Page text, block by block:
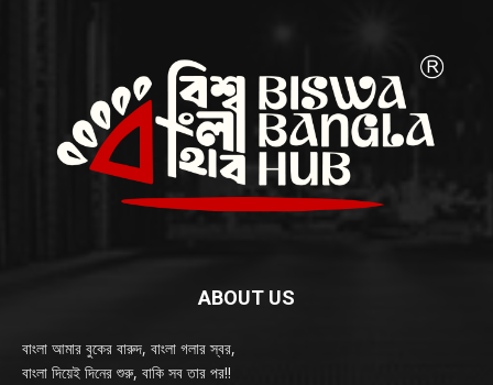
ABOUT US
বাংলা আমার বুকের বারুদ, বাংলা গলার স্বর,
বাংলা দিয়েই দিনের শুরু, বাকি সব তার পর!!